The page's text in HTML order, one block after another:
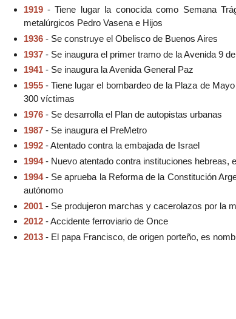
1919- Tiene lugar la conocida como Semana
metalúrgicos Pedro Vasena e Hijos
1936- Se construye el Obelisco de Buenos Aires
1937- Se inaugura el primer tramo de la Avenida 9
1941- Se inaugura la Avenida General Paz
1955- Tiene lugar el bombardeo de la Plaza de
300 víctimas
1976- Se desarrolla el Plan de autopistas urbanas
1987- Se inaugura el PreMetro
1992- Atentado contra la embajada de Israel
1994- Nuevo atentado contra instituciones hebreas,
1994- Se aprueba la Reforma de la Constitución
autónomo
2001- Se produjeron marchas y cacerolazos por la
2012- Accidente ferroviario de Once
2013- El papa Francisco, de origen porteño, es